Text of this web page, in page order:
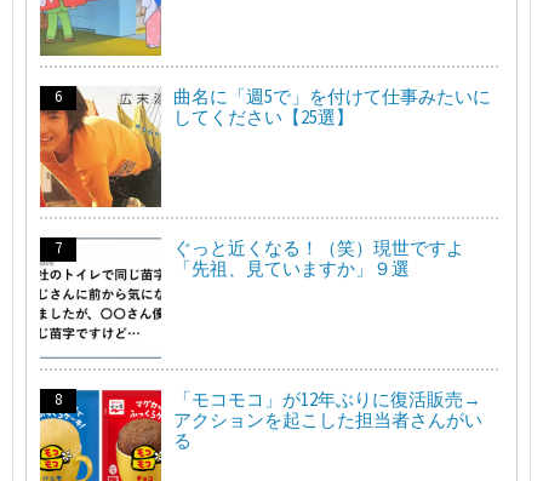
曲名に「週5で」を付けて仕事みたいに
してください【25選】
ぐっと近くなる！（笑）現世ですよ
「先祖、見ていますか」９選
「モコモコ」が12年ぶりに復活販売→
アクションを起こした担当者さんがい
る